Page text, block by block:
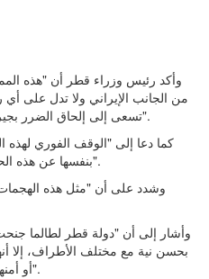
وأكد رئيس وزراء قطر أن "هذه
من الجانب الإيراني ولا تدل على أي
تسعى إلى إلحاق الضرر بجيرانه وجرّهم إلى حرب ليست حربهم".
كما دعا إلى "الوقف الفوري
بنفسها عن هذه الحرب، وإعلاء المصلحة العليا لشعوبها".
وشدد على أن "مثل هذه
وأشار إلى أن "دولة قطر لطالما
بحسن نية مع مختلف الأطراف، إلا
أو أمنها وسلامة أراضيها ومصالحها الوطنية".